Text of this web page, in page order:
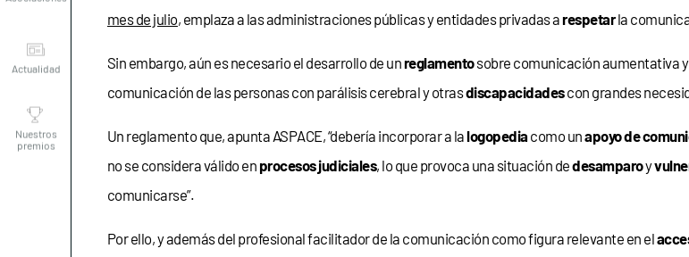
premios
mes de julio, emplaza a las administraciones públicas y entidades privadas arespetarla
Sin embargo, aún es necesario el desarrollo de unreglamentosobre comunicación aumentativa
comunicación de las personas con parálisis cerebral y otrasdiscapacidadescon grandes
Un reglamento que, apunta ASPACE, “debería incorporar a lalogopedia como unapoyo de
no se considera válido en procesos judiciales, lo que provoca una situación dedesamparoy
comunicarse”.
Por ello, y además del profesional facilitador de la comunicación como figura relevante en el